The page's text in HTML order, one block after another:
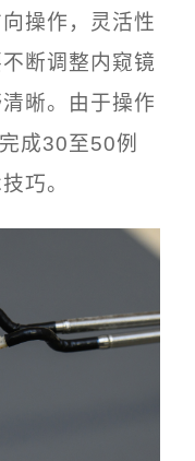
操作，灵活性
断调整内窥镜
晰。由于操作
成30至50例
巧。